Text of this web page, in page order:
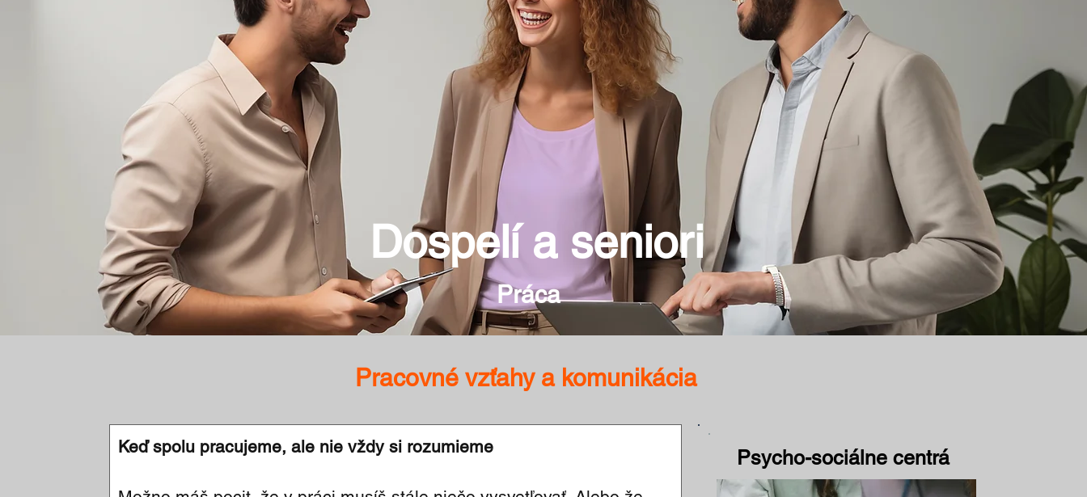
Dospelí a seniori
Práca
Pracovné vzťahy a komunikácia
Keď spolu pracujeme, ale nie vždy si rozumieme Psycho-sociálne centrá